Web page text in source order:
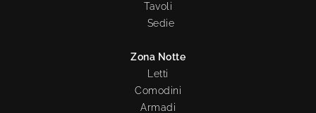
Tavoli
Sedie
Zona Notte
Letti
Comodini
Armadi